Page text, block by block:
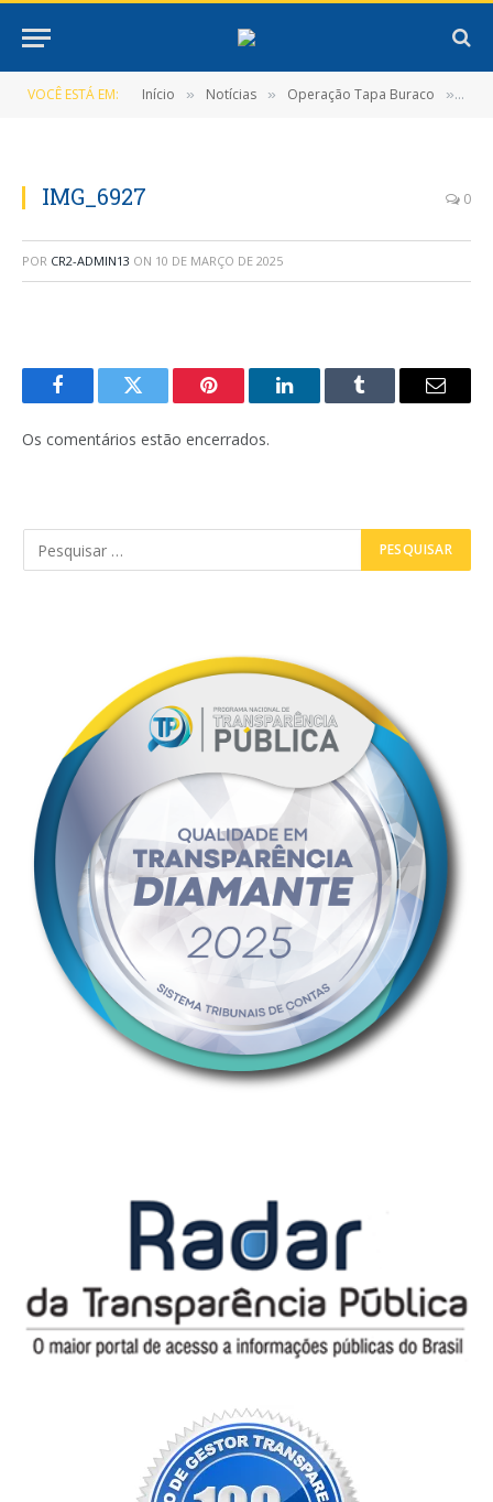
VOCÊ ESTÁ EM: Início » Notícias » Operação Tapa Buraco »
IMG_6927 0
POR CR2-ADMIN13 ON 10 DE MARÇO DE 2025
FacebookTwitter Pinterest LinkedInTumblr
E-
Os comentários estão encerrados.